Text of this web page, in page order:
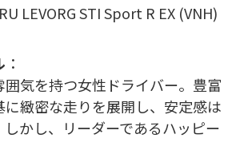
LEVORG STI Sport R EX (VNH)
：
気を持つ女性ドライバー。豊富
に緻密な走りを展開し、安定感は
かし、リーダーであるハッピー